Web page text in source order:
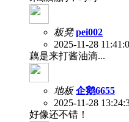
板凳 pei002
2025-11-28
藕是来打酱油滴...
地板 企鹅6655
2025-11-28
好像还不错！